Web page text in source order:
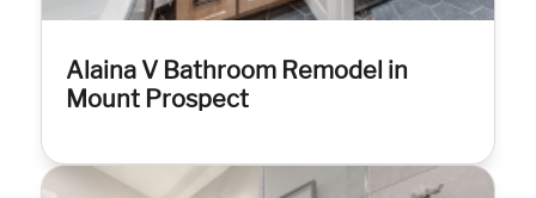
Alaina V Bathroom Remodel in
Mount Prospect